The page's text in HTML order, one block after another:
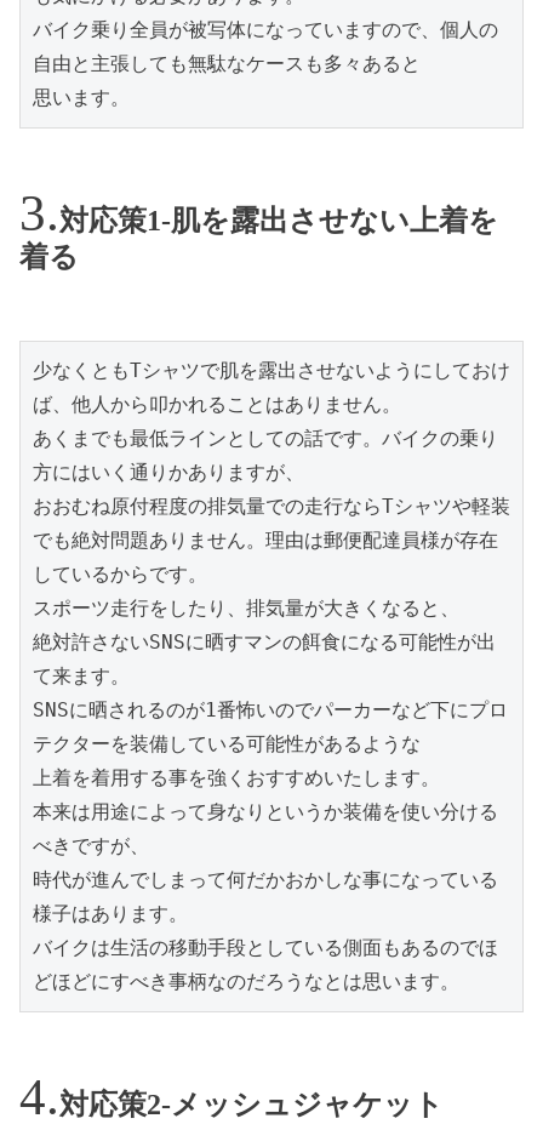
バイク乗り全員が被写体になっていますので、個人の
自由と主張しても無駄なケースも多々あると
思います。
対応策1-肌を露出させない上着を
着る
少なくともTシャツで肌を露出させないようにしておけ
ば、他人から叩かれることはありません。
あくまでも最低ラインとしての話です。バイクの乗り
方にはいく通りかありますが、
おおむね原付程度の排気量での走行ならTシャツや軽装
でも絶対問題ありません。理由は郵便配達員様が存在
しているからです。
スポーツ走行をしたり、排気量が大きくなると、
絶対許さないSNSに晒すマンの餌食になる可能性が出
て来ます。
SNSに晒されるのが1番怖いのでパーカーなど下にプロ
テクターを装備している可能性があるような
上着を着用する事を強くおすすめいたします。
本来は用途によって身なりというか装備を使い分ける
べきですが、
時代が進んでしまって何だかおかしな事になっている
様子はあります。
バイクは生活の移動手段としている側面もあるのでほ
どほどにすべき事柄なのだろうなとは思います。
対応策2-メッシュジャケット